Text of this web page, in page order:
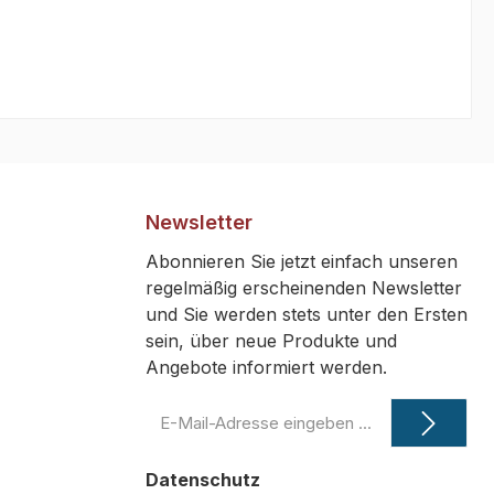
Newsletter
Abonnieren Sie jetzt einfach unseren
regelmäßig erscheinenden Newsletter
und Sie werden stets unter den Ersten
sein, über neue Produkte und
Angebote informiert werden.
Mail-
*
Datenschutz